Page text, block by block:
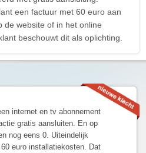
een factuur met 60 euro aan
de website of in het online
beschouwt dit als oplichting.
internet en tv abonnement
gratis aansluiten. En op
nog eens 0. Uiteindelijk
euro installatiekosten. Dat